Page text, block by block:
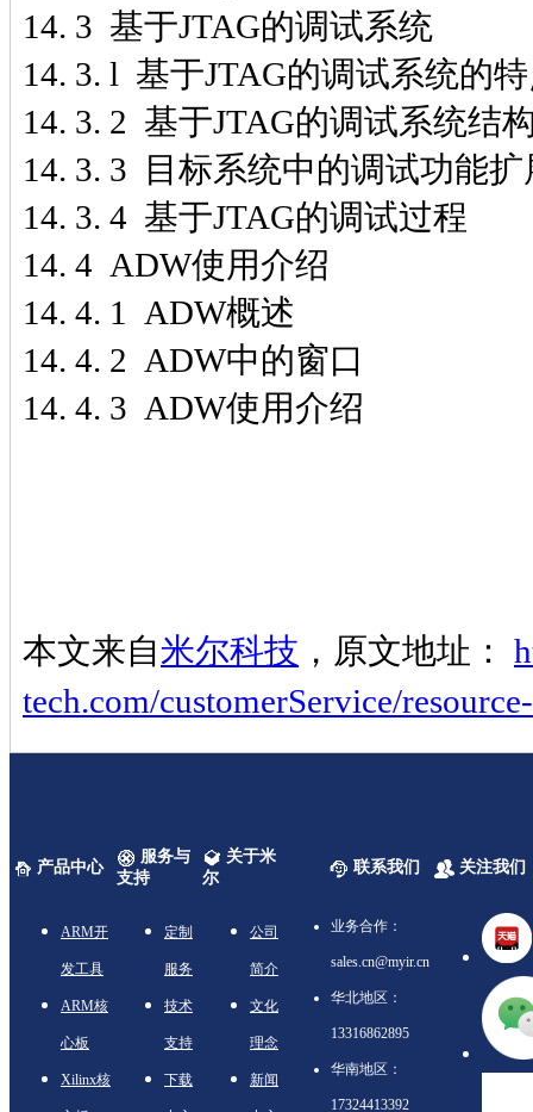
14. 3 基于JTAG的调试系统
14. 3. l 基于JTAG的调试系统的
14. 3. 2 基于JTAG的调试系统结
14. 3. 3 目标系统中的调试功能
14. 3. 4 基于JTAG的调试过程
14. 4 ADW使用介绍
14. 4. 1 ADW概述
14. 4. 2 ADW中的窗口
14. 4. 3 ADW使用介绍
本文来自米尔科技 ，原文地址：
tech.com/customerService/
产品中心
服务与
支持
关于米
尔
联系我们 关注我们
ARM开
发工具
ARM核
心板
Xilinx核
定制
服务
技术
支持
下载
公司
简介
文化
理念
新闻
业务合作：
sales.cn@myir.cn
华北地区：
13316862895
华南地区：
17324413392